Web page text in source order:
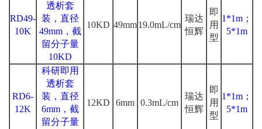
RD49-
10K
透析套
装，直径
49mm，截
留分子量
10KD
10KD 49mm19.0mL/cm
瑞达
恒辉
即
用
型
1*1m；
5*1m
RD6-
12K
科研即用
透析套
装，直径
6mm，截
留分子量
12KD 6mm 0.3mL/cm
瑞达
恒辉
即
用
型
1*1m；
5*1m